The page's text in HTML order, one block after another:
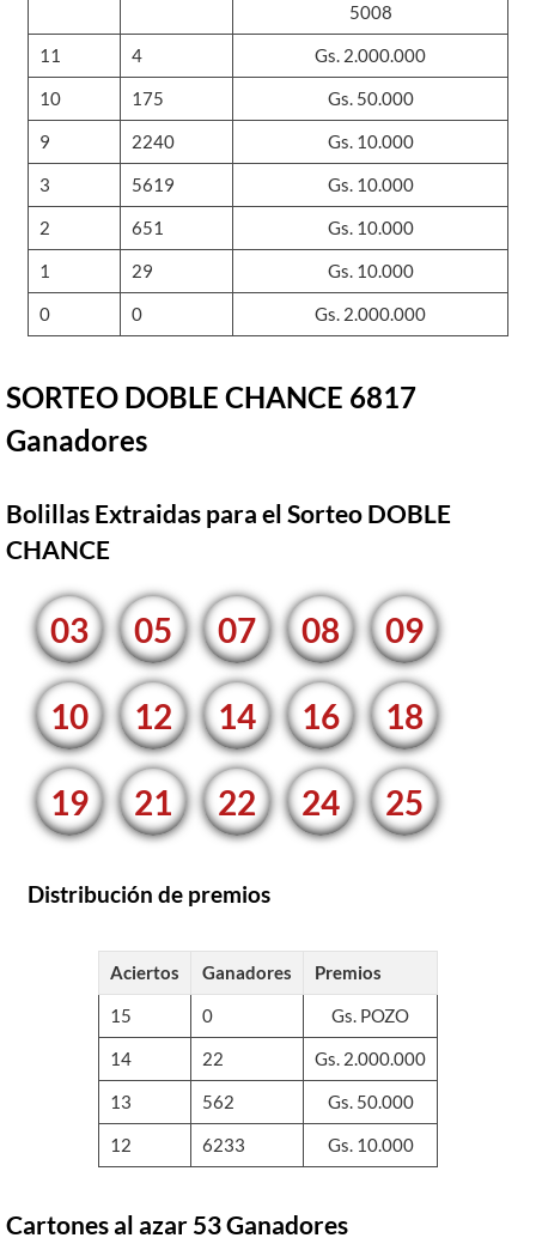
5008
11
4
Gs. 2.000.000
10
175
Gs. 50.000
9
2240
Gs. 10.000
3
5619
Gs. 10.000
2
651
Gs. 10.000
1
29
Gs. 10.000
0
0 Gs. 2.000.000
SORTEO DOBLE CHANCE 6817
Ganadores
Bolillas Extraidas para el Sorteo DOBLE
CHANCE
03 05 07 08 09
10 12 14 16 18
19 21 22 24 25
Distribución de premios
Aciertos Ganadores
Premios
15
0
Gs. POZO
14
22
Gs. 2.000.000
13
562
Gs. 50.000
12
6233 Gs. 10.000
Cartones al azar 53 Ganadores